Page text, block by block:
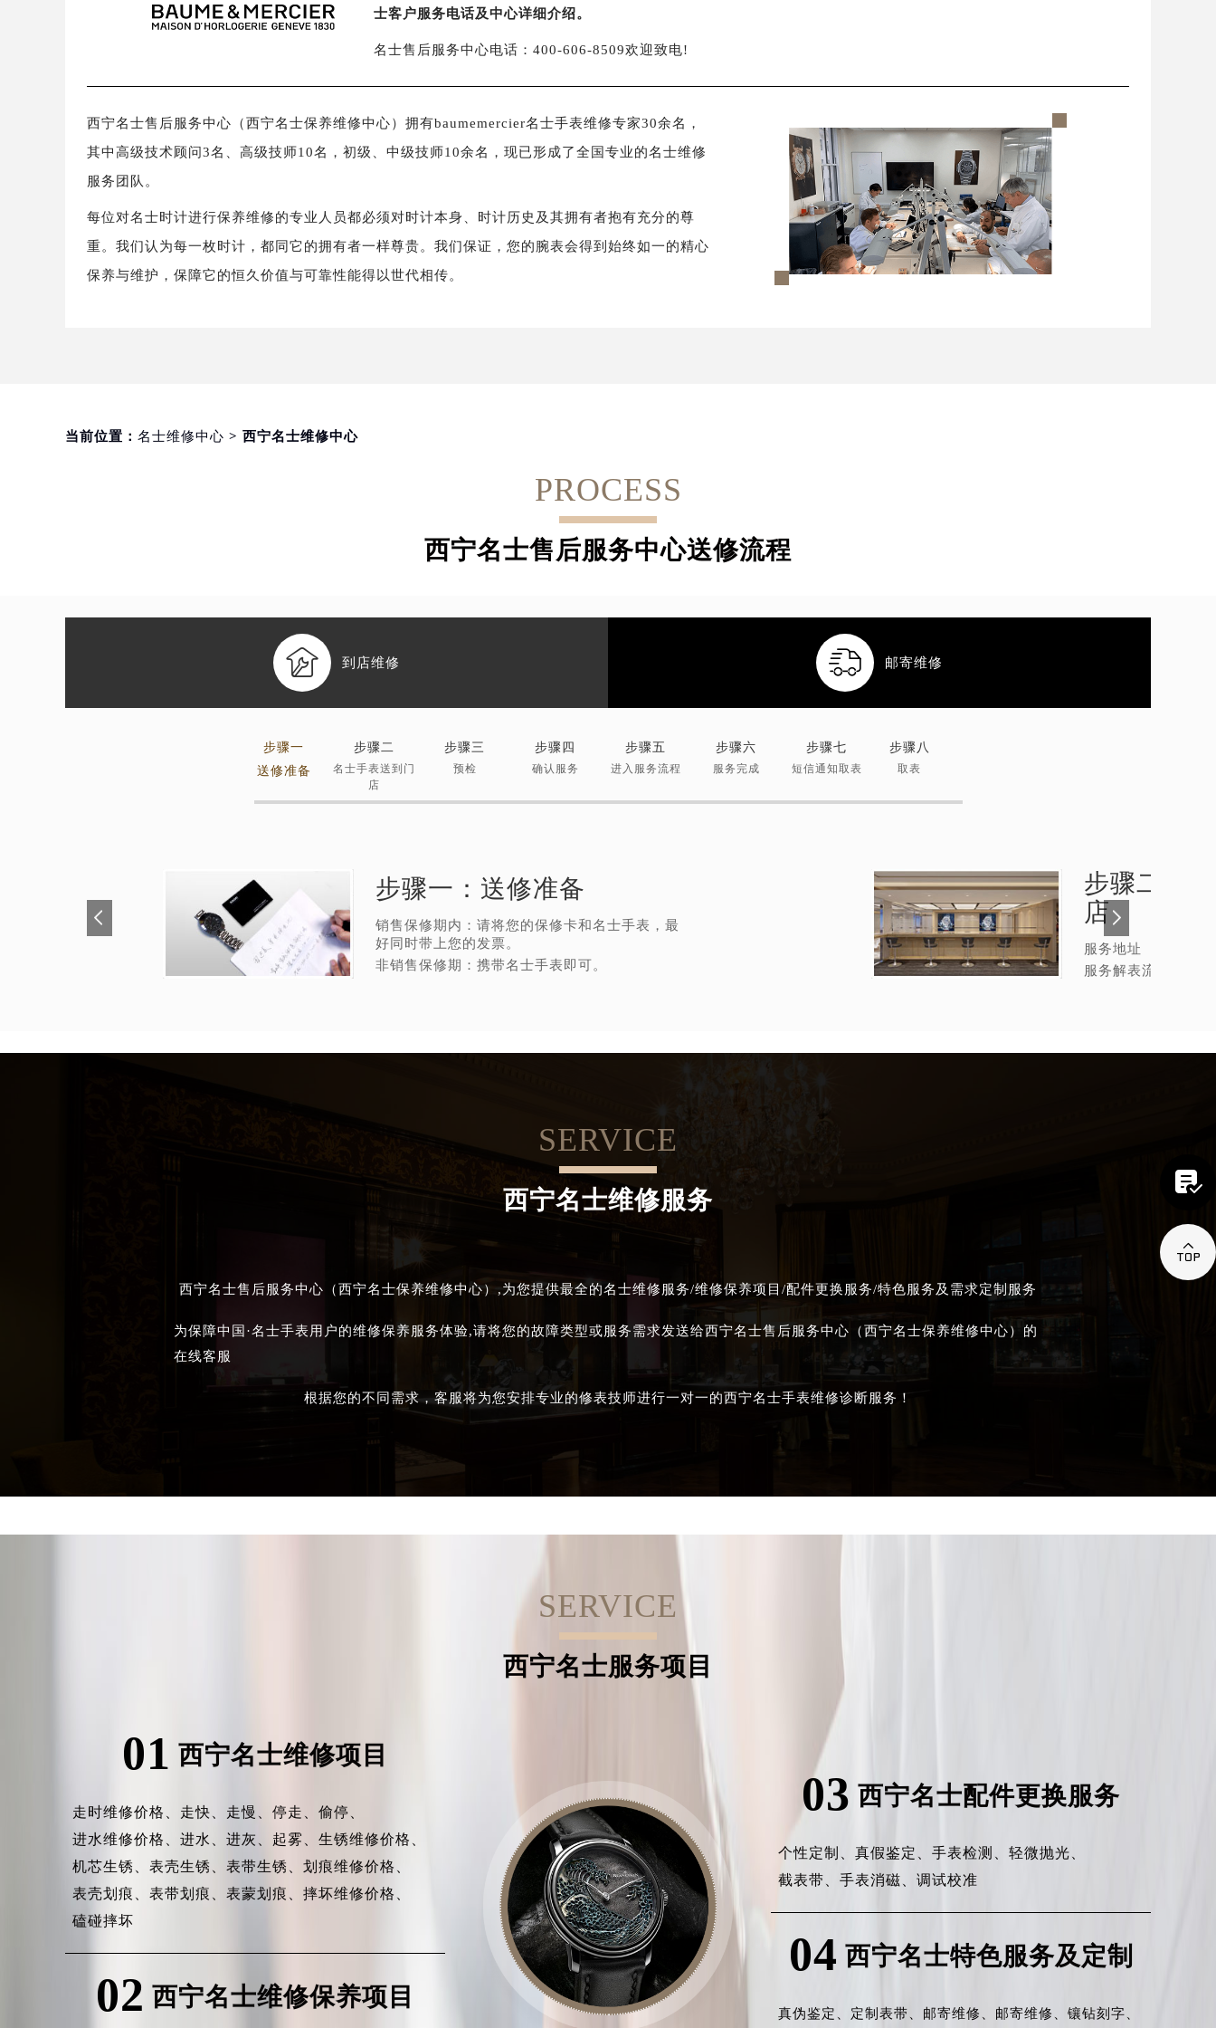
士客户服务电话及中心详细介绍。
名士售后服务中心电话：400-606-8509欢迎致电!
西宁名士售后服务中心（西宁名士保养维修中心）拥有baumemercier名士手表维修专家30余名，
其中高级技术顾问3名、高级技师10名，初级、中级技师10余名，现已形成了全国专业的名士维修
服务团队。
每位对名士时计进行保养维修的专业人员都必须对时计本身、时计历史及其拥有者抱有充分的尊
重。我们认为每一枚时计，都同它的拥有者一样尊贵。我们保证，您的腕表会得到始终如一的精心
保养与维护，保障它的恒久价值与可靠性能得以世代相传。
当前位置： 名士维修中心 > 西宁名士维修中心
PROCESS
西宁名士售后服务中心送修流程
 到店维修  邮寄维修
步骤一
送修准备
步骤二
名士手表送到门
店
步骤三
预检
步骤四
确认服务
步骤五
进入服务流程
步骤六
服务完成
步骤七
短信通知取表
步骤八
取表
步骤一： 送修准备
销售保修期内：请将您的保修卡和名士手表，最
好同时带上您的发票。
非销售保修期：携带名士手表即可。
步骤二：
店
服务地址
服务解表流程
SERVICE
西宁名士维修服务
西宁名士售后服务中心（西宁名士保养维修中心）,为您提供最全的名士维修服务/维修保养项目/配件更换服务/特色服务及需求定制服务
为保障中国·名士手表用户的维修保养服务体验,请将您的故障类型或服务需求发送给西宁名士售后服务中心（西宁名士保养维修中心）的
在线客服
根据您的不同需求，客服将为您安排专业的修表技师进行一对一的西宁名士手表维修诊断服务！
SERVICE
西宁名士服务项目
01 西宁名士维修项目
走时维修价格、 走快、 走慢、停走、偷停、
进水维修价格、进水、进灰、 起雾、生锈维修价格、
机芯生锈、表壳生锈、表带生锈、划痕维修价格、
表壳划痕、表带划痕、表蒙划痕、摔坏维修价格、
磕碰摔坏
02 西宁名士维修保养项目
03 西宁名士配件更换服务
个性定制、真假鉴定、手表检测、轻微抛光、
截表带、手表消磁、调试校准
04 西宁名士特色服务及定制
真伪鉴定、 定制表带、 邮寄维修、 邮寄维修、镶钻刻字、

